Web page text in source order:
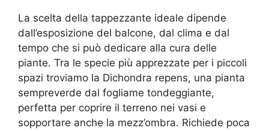
La scelta della tappezzante ideale dipende
dall’esposizione del balcone, dal clima e dal
tempo che si può dedicare alla cura delle
piante. Tra le specie più apprezzate per i piccoli
spazi troviamo la Dichondra repens, una pianta
sempreverde dal fogliame tondeggiante,
perfetta per coprire il terreno nei vasi e
sopportare anche la mezz’ombra. Richiede poca